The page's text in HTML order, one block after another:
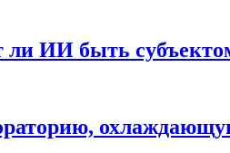
ИИ быть